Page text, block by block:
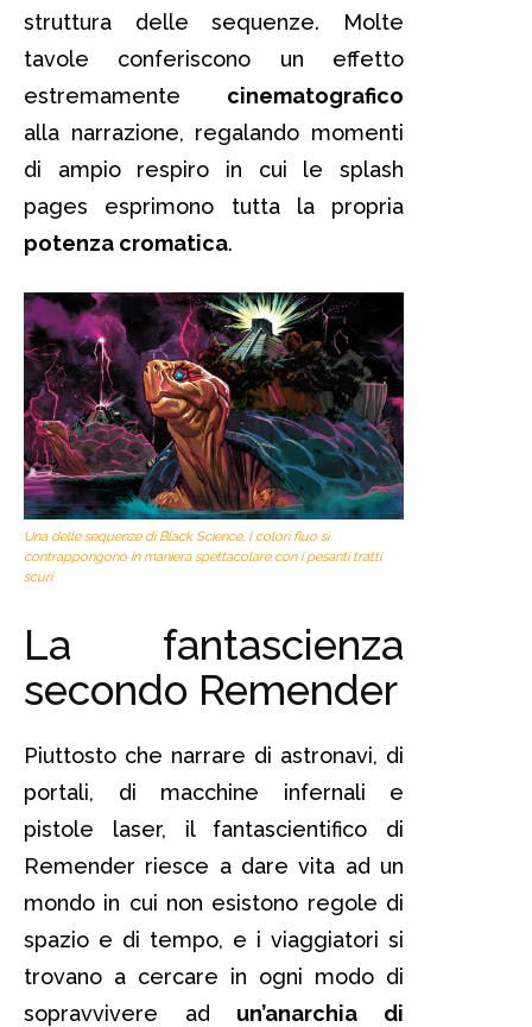
struttura delle sequenze. Molte
tavole conferiscono un effetto
estremamente cinematografico
alla narrazione, regalando momenti
di ampio respiro in cui le splash
pages esprimono tutta la propria
potenza cromatica.
Una delle sequenze di Black Science. I colori fluo si
contrappongono in maniera spettacolare con i pesanti tratti
scuri
La fantascienza
secondo Remender
Piuttosto che narrare di astronavi, di
portali, di macchine infernali e
pistole laser, il fantascientifico di
Remender riesce a dare vita ad un
mondo in cui non esistono regole di
spazio e di tempo, e i viaggiatori si
trovano a cercare in ogni modo di
sopravvivere ad un’anarchia di